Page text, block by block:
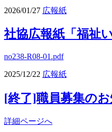
2026/01/27 広報紙
社協広報紙「福祉
no238-R08-01.pdf
2025/12/22 広報紙
[終了]職員募集の
詳細ページへ